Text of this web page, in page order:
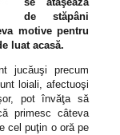
de stăpâni
motive pentru
luat acasă.
jucăuşi precum
loiali, afectuoşi
pot învăţa să
primesc câteva
cel puţin o oră pe